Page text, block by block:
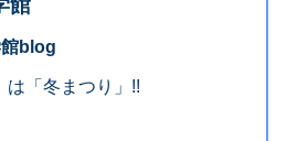
館
blog
は「冬まつり」!!